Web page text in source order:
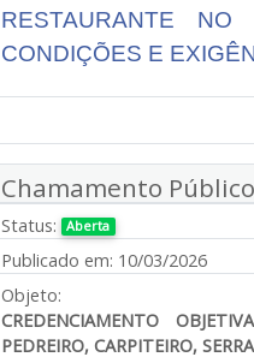
RESTAURANTE
CONDIÇÕES E
Chamamento
Status: Aberta
Publicado em: 10/03/2026
Objeto:
CREDENCIAMENTO
PEDREIRO, CARPITEIRO,